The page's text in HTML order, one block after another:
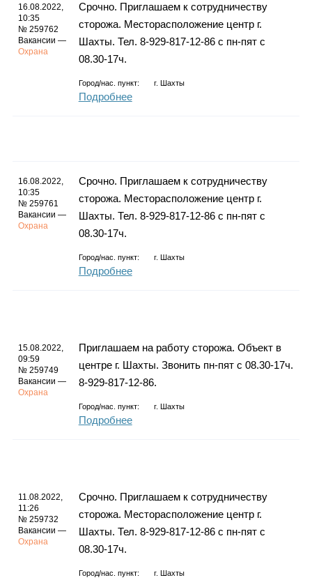
16.08.2022,
10:35
№ 259762
Вакансии —
Охрана
Срочно. Приглашаем к сотрудничеству
сторожа. Месторасположение центр г.
Шахты. Тел. 8-929-817-12-86 с пн-пят с
08.30-17ч.
Город/нас. пункт: г. Шахты
Подробнее
16.08.2022,
10:35
№ 259761
Вакансии —
Охрана
Срочно. Приглашаем к сотрудничеству
сторожа. Месторасположение центр г.
Шахты. Тел. 8-929-817-12-86 с пн-пят с
08.30-17ч.
Город/нас. пункт: г. Шахты
Подробнее
15.08.2022,
09:59
№ 259749
Вакансии —
Охрана
Приглашаем на работу сторожа. Объект в
центре г. Шахты. Звонить пн-пят с 08.30-17ч.
8-929-817-12-86.
Город/нас. пункт: г. Шахты
Подробнее
11.08.2022,
11:26
№ 259732
Вакансии —
Охрана
Срочно. Приглашаем к сотрудничеству
сторожа. Месторасположение центр г.
Шахты. Тел. 8-929-817-12-86 с пн-пят с
08.30-17ч.
Город/нас. пункт: г. Шахты